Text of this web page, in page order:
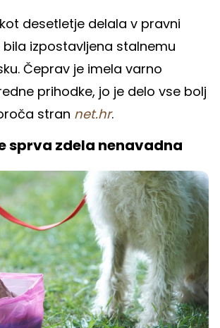
desetletje delala v pravni
bila izpostavljena stalnemu
Čeprav je imela varno
prihodke, jo je delo vse bolj
stran net.hr.
sprva zdela nenavadna